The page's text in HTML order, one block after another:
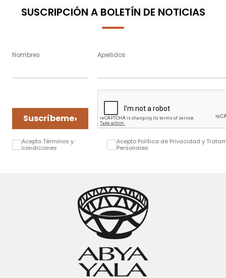
SUSCRIPCIÓN A BOLETÍN DE NOTICIAS
Nombres Apellidos
Suscríbeme›
Acepto Términos y
condiciones
Acepto Política de Privacidad y
Personales